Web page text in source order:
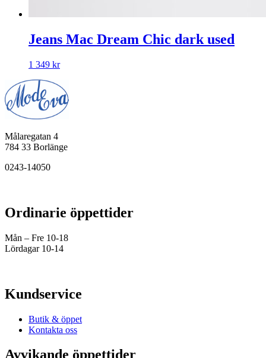
Jeans Mac Dream Chic dark used
1 349 kr
Målaregatan 4
784 33 Borlänge
0243-14050
Ordinarie öppettider
Mån – Fre 10-18
Lördagar 10-14
Kundservice
Butik & öppet
Kontakta oss
Avvikande öppettider